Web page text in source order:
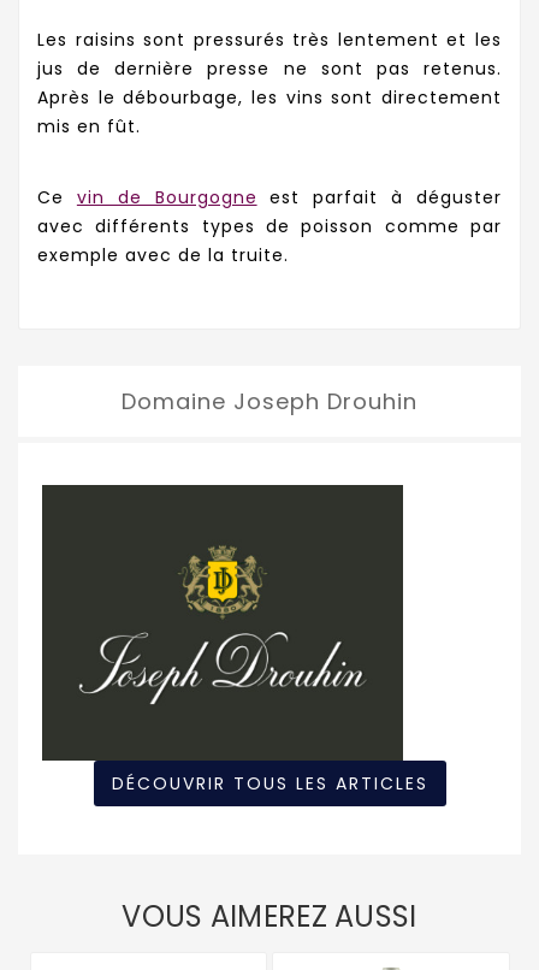
Les raisins sont pressurés très lentement et les
jus de dernière presse ne sont pas retenus.
Après le débourbage, les vins sont directement
mis en fût.
Ce vin de Bourgogne est parfait à déguster
avec différents types de poisson comme par
exemple avec de la truite.
Domaine Joseph Drouhin
DÉCOUVRIR TOUS LES ARTICLES
VOUS AIMEREZ AUSSI